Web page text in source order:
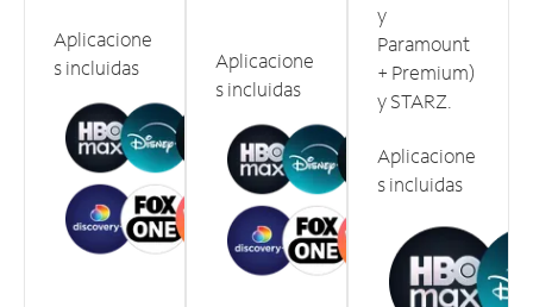
Aplicacione
s incluidas
Aplicacione
s incluidas
y
Paramount
+ Premium)
y STARZ.
Aplicacione
s incluidas